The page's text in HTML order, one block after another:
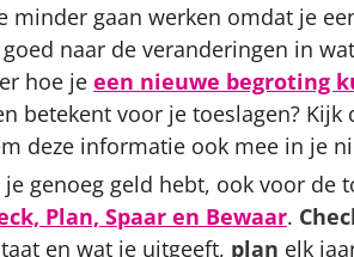
minder gaan werken omdat je
naar de veranderingen in
hoe je een nieuwe begroting
betekent voor je toeslagen? Kijk
deze informatie ook mee in je
je genoeg geld hebt, ook voor de
Plan, Spaar en Bewaar.
en wat je uitgeeft, plan elk